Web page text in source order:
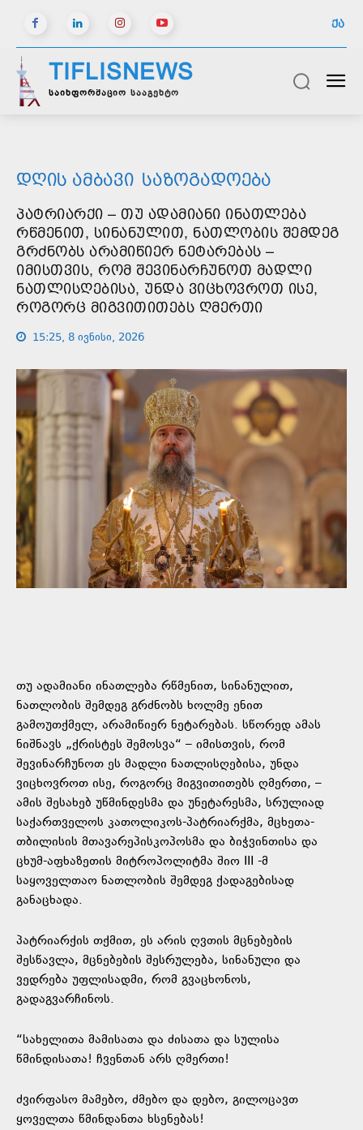
ᲥᲐ
TIFLISNEWS
საინფორმაციო სააგენტო
ᲓᲦᲘᲡ ᲐᲛᲑᲐᲕᲘ ᲡᲐᲖᲝᲒᲐᲓᲝᲔᲑᲐ
ᲞᲐᲢᲠᲘᲐᲠᲥᲘ – ᲗᲣ ᲐᲓᲐᲛᲘᲐᲜᲘ ᲘᲜᲐᲗᲚᲔᲑᲐ
ᲠᲬᲛᲔᲜᲘᲗ, ᲡᲘᲜᲐᲜᲣᲚᲘᲗ, ᲜᲐᲗᲚᲝᲑᲘᲡ ᲨᲔᲛᲓᲔᲒ
ᲒᲠᲫᲜᲝᲑᲡ ᲐᲠᲐᲛᲘᲬᲘᲔᲠ ᲜᲔᲢᲐᲠᲔᲑᲐᲡ –
ᲘᲛᲘᲡᲗᲕᲘᲡ, ᲠᲝᲛ ᲨᲔᲕᲘᲜᲐᲠᲩᲣᲜᲝᲗ ᲛᲐᲓᲚᲘ
ᲜᲐᲗᲚᲘᲡᲦᲔᲑᲘᲡᲐ, ᲣᲜᲓᲐ ᲕᲘᲪᲮᲝᲕᲠᲝᲗ ᲘᲡᲔ,
ᲠᲝᲒᲝᲠᲪ ᲛᲘᲒᲕᲘᲗᲘᲗᲔᲑᲡ ᲦᲛᲔᲠᲗᲘ
15:25, 8 ივნისი, 2026
თუ ადამიანი ინათლება რწმენით, სინანულით,
ნათლობის შემდეგ გრძნობს ხოლმე ენით
გამოუთქმელ, არამიწიერ ნეტარებას. სწორედ ამას
ნიშნავს „ქრისტეს შემოსვა“ – იმისთვის, რომ
შევინარჩუნოთ ეს მადლი ნათლისღებისა, უნდა
ვიცხოვროთ ისე, როგორც მიგვითითებს ღმერთი, –
ამის შესახებ უწმინდესმა და უნეტარესმა, სრულიად
საქართველოს კათოლიკოს-პატრიარქმა, მცხეთა-
თბილისის მთავარეპისკოპოსმა და ბიჭვინთისა და
ცხუმ-აფხაზეთის მიტროპოლიტმა შიო III -მ
საყოველთაო ნათლობის შემდეგ ქადაგებისად
განაცხადა.
პატრიარქის თქმით, ეს არის ღვთის მცნებების
შესწავლა, მცნებების შესრულება, სინანული და
ვედრება უფლისადმი, რომ გვაცხონოს,
გადაგვარჩინოს.
“სახელითა მამისათა და ძისათა და სულისა
წმინდისათა! ჩვენთან არს ღმერთი!
ძვირფასო მამებო, ძმებო და დებო, გილოცავთ
ყოველთა წმინდანთა ხსენებას!